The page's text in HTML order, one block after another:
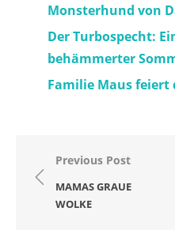
Monsterhund von
Der Turbospecht:
behämmerter
Familie Maus feiert
Previous Post
MAMAS GRAUE
WOLKE